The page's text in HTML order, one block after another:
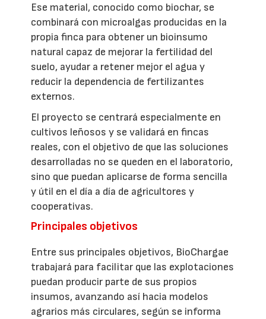
Ese material, conocido como biochar, se
combinará con microalgas producidas en la
propia finca para obtener un bioinsumo
natural capaz de mejorar la fertilidad del
suelo, ayudar a retener mejor el agua y
reducir la dependencia de fertilizantes
externos.
El proyecto se centrará especialmente en
cultivos leñosos y se validará en fincas
reales, con el objetivo de que las soluciones
desarrolladas no se queden en el laboratorio,
sino que puedan aplicarse de forma sencilla
y útil en el día a día de agricultores y
cooperativas.
Principales objetivos
Entre sus principales objetivos, BioChargae
trabajará para facilitar que las explotaciones
puedan producir parte de sus propios
insumos, avanzando así hacia modelos
agrarios más circulares, según se informa